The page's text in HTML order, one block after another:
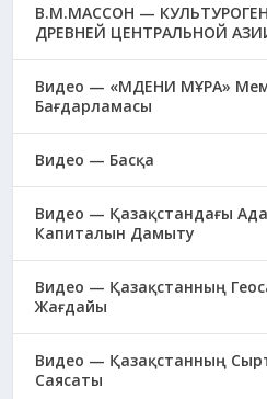
В.М.МАССОН —
ДРЕВНЕЙ ЦЕНТРАЛЬНОЙ
Видео — «МӘДЕНИ МҰРА»
Бағдарламасы
Видео — Басқа
Видео — Қазақстандағы
Капиталын Дамыту
Видео — Қазақстанның
Жағдайы
Видео — Қазақстанның
Саясаты